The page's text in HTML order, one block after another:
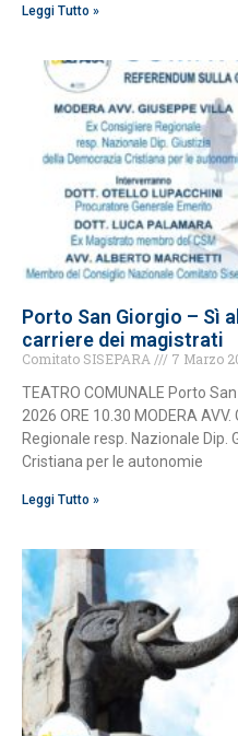
Leggi Tutto »
Porto San Giorgio – Sì
carriere dei magistrati
Comitato SISEPARA
7 Marzo
TEATRO COMUNALE Porto
2026 ORE 10.30 MODERA
Regionale resp. Nazionale Dip.
Cristiana per le autonomie
Leggi Tutto »